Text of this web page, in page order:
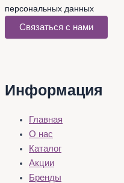
персональных данных
Связаться с нами
Информация
Главная
О нас
Каталог
Акции
Бренды